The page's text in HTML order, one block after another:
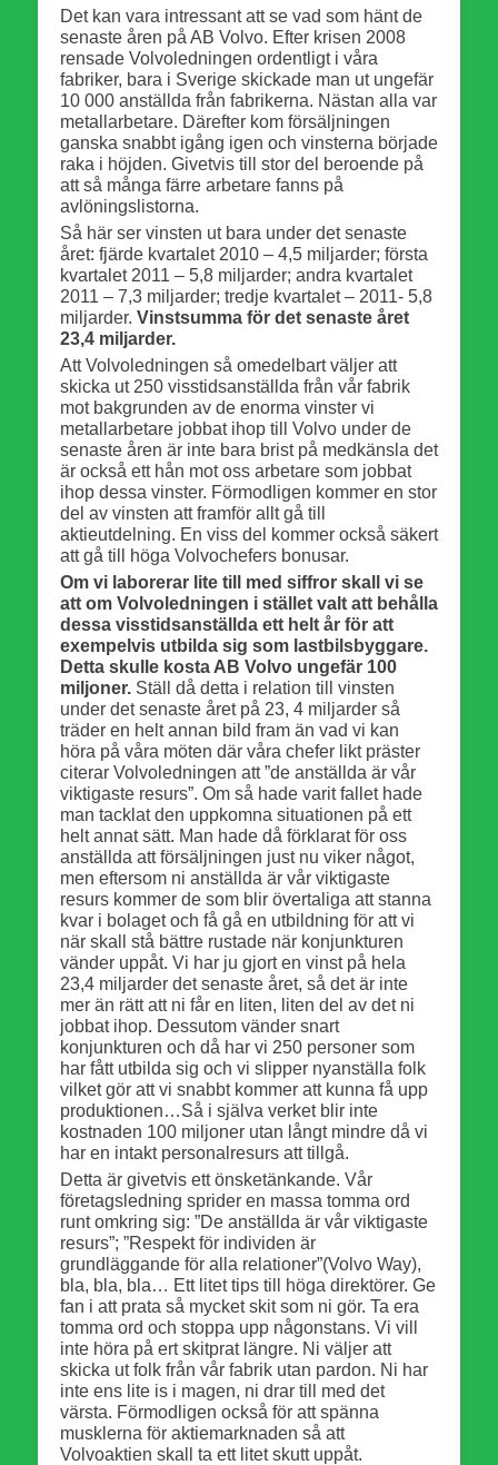
Det kan vara intressant att se vad som hänt de
senaste åren på AB Volvo. Efter krisen 2008
rensade Volvoledningen ordentligt i våra
fabriker, bara i Sverige skickade man ut ungefär
10 000 anställda från fabrikerna. Nästan alla var
metallarbetare. Därefter kom försäljningen
ganska snabbt igång igen och vinsterna började
raka i höjden. Givetvis till stor del beroende på
att så många färre arbetare fanns på
avlöningslistorna.
Så här ser vinsten ut bara under det senaste
året: fjärde kvartalet 2010 – 4,5 miljarder; första
kvartalet 2011 – 5,8 miljarder; andra kvartalet
2011 – 7,3 miljarder; tredje kvartalet – 2011- 5,8
miljarder. Vinstsumma för det senaste året
23,4 miljarder.
Att Volvoledningen så omedelbart väljer att
skicka ut 250 visstidsanställda från vår fabrik
mot bakgrunden av de enorma vinster vi
metallarbetare jobbat ihop till Volvo under de
senaste åren är inte bara brist på medkänsla det
är också ett hån mot oss arbetare som jobbat
ihop dessa vinster. Förmodligen kommer en stor
del av vinsten att framför allt gå till
aktieutdelning. En viss del kommer också säkert
att gå till höga Volvochefers bonusar.
Om vi laborerar lite till med siffror skall vi se
att om Volvoledningen i stället valt att behålla
dessa visstidsanställda ett helt år för att
exempelvis utbilda sig som lastbilsbyggare.
Detta skulle kosta AB Volvo ungefär 100
miljoner. Ställ då detta i relation till vinsten
under det senaste året på 23, 4 miljarder så
träder en helt annan bild fram än vad vi kan
höra på våra möten där våra chefer likt präster
citerar Volvoledningen att ”de anställda är vår
viktigaste resurs”. Om så hade varit fallet hade
man tacklat den uppkomna situationen på ett
helt annat sätt. Man hade då förklarat för oss
anställda att försäljningen just nu viker något,
men eftersom ni anställda är vår viktigaste
resurs kommer de som blir övertaliga att stanna
kvar i bolaget och få gå en utbildning för att vi
när skall stå bättre rustade när konjunkturen
vänder uppåt. Vi har ju gjort en vinst på hela
23,4 miljarder det senaste året, så det är inte
mer än rätt att ni får en liten, liten del av det ni
jobbat ihop. Dessutom vänder snart
konjunkturen och då har vi 250 personer som
har fått utbilda sig och vi slipper nyanställa folk
vilket gör att vi snabbt kommer att kunna få upp
produktionen…Så i själva verket blir inte
kostnaden 100 miljoner utan långt mindre då vi
har en intakt personalresurs att tillgå.
Detta är givetvis ett önsketänkande. Vår
företagsledning sprider en massa tomma ord
runt omkring sig: ”De anställda är vår viktigaste
resurs”; ”Respekt för individen är
grundläggande för alla relationer”(Volvo Way),
bla, bla, bla… Ett litet tips till höga direktörer. Ge
fan i att prata så mycket skit som ni gör. Ta era
tomma ord och stoppa upp någonstans. Vi vill
inte höra på ert skitprat längre. Ni väljer att
skicka ut folk från vår fabrik utan pardon. Ni har
inte ens lite is i magen, ni drar till med det
värsta. Förmodligen också för att spänna
musklerna för aktiemarknaden så att
Volvoaktien skall ta ett litet skutt uppåt.